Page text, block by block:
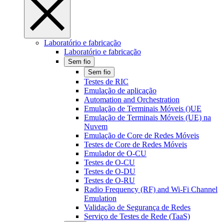
Laboratório e fabricação
Laboratório e fabricação
Sem fio
Sem fio
Testes de RIC
Emulação de aplicação
Automation and Orchestration
Emulação de Terminais Móveis ()UE
Emulação de Terminais Móveis (UE) na
Nuvem
Emulação de Core de Redes Móveis
Testes de Core de Redes Móveis
Emulador de O-CU
Testes de O-CU
Testes de O-DU
Testes de O-RU
Radio Frequency (RF) and Wi-Fi Channel
Emulation
Validação de Segurança de Redes
Serviço de Testes de Rede (TaaS)